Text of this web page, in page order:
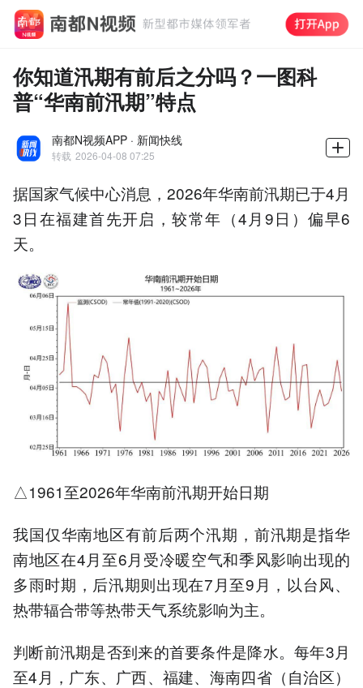
你知道汛期有前后之分吗？一图科
普“华南前汛期”特点
南都N视频APP · 新闻快线
转载 2026-04-08 07:25
据国家气候中心消息，2026年华南前汛期已于4月
3日在福建首先开启，较常年（4月9日）偏早6
天。
△1961至2026年华南前汛期开始日期
我国仅华南地区有前后两个汛期，前汛期是指华
南地区在4月至6月受冷暖空气和季风影响出现的
多雨时期，后汛期则出现在7月至9月，以台风、
热带辐合带等热带天气系统影响为主。
判断前汛期是否到来的首要条件是降水。每年3月
至4月，广东、广西、福建、海南四省（自治区）